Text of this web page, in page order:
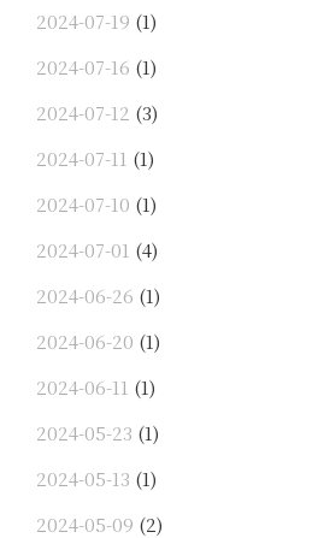
2024-07-19 (1)
2024-07-16 (1)
2024-07-12 (3)
2024-07-11 (1)
2024-07-10 (1)
2024-07-01 (4)
2024-06-26 (1)
2024-06-20 (1)
2024-06-11 (1)
2024-05-23 (1)
2024-05-13 (1)
2024-05-09 (2)